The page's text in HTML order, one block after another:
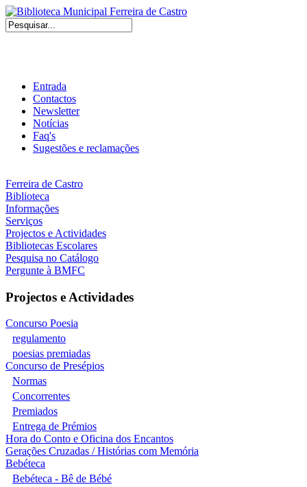
Entrada
Contactos
Newsletter
Notícias
Faq's
Sugestões e reclamações
Ferreira de Castro
Biblioteca
Informações
Serviços
Projectos e Actividades
Bibliotecas Escolares
Pesquisa no Catálogo
Pergunte à BMFC
Projectos e Actividades
Concurso Poesia
regulamento
poesias premiadas
Concurso de Presépios
Normas
Concorrentes
Premiados
Entrega de Prémios
Hora do Conto e Oficina dos Encantos
Gerações Cruzadas / Histórias com Memória
Bebéteca
Bebéteca - Bê de Bébé